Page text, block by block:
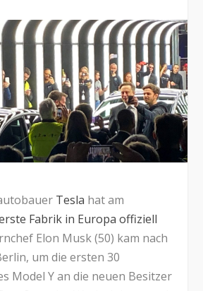
Tesla hat am
Fabrik in Europa offiziell
Elon Musk (50) kam nach
um die ersten 30
Model Y an die neuen Besitzer